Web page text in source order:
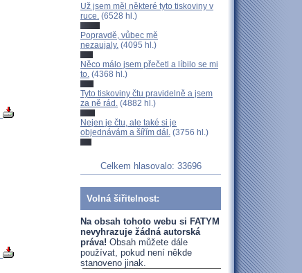
Už jsem měl některé tyto tiskoviny v
ruce. (6528 hl.)
Popravdě, vůbec mě
nezaujaly. (4095 hl.)
Něco málo jsem přečetl a líbilo se mi
to. (4368 hl.)
Tyto tiskoviny čtu pravidelně a jsem
za ně rád. (4882 hl.)
Nejen je čtu, ale také si je
objednávám a šířím dál. (3756 hl.)
Celkem hlasovalo: 33696
Volná šiřitelnost:
Na obsah tohoto webu si FATYM
nevyhrazuje žádná autorská
práva! Obsah můžete dále
používat, pokud není někde
stanoveno jinak.